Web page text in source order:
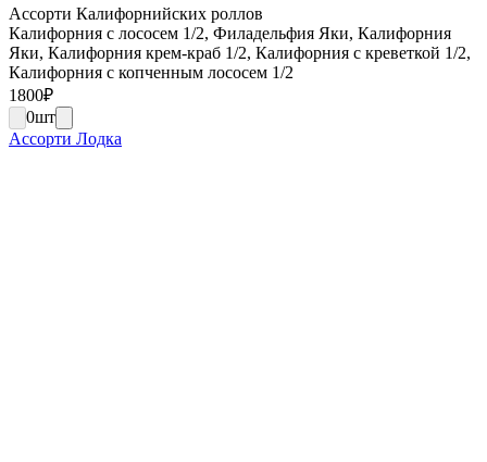
Ассорти Калифорнийских роллов
Калифорния с лососем 1/2, Филадельфия Яки, Калифорния
Яки, Калифорния крем-краб 1/2, Калифорния с креветкой 1/2,
Калифорния с копченным лососем 1/2
1800₽
0шт
Ассорти Лодка